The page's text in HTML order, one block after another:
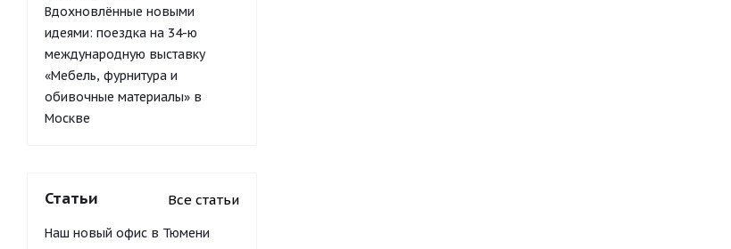
Вдохновлённые новыми
идеями: поездка на 34-ю
международную выставку
«Мебель, фурнитура и
обивочные материалы» в
Москве
Статьи Все статьи
Наш новый офис в Тюмени